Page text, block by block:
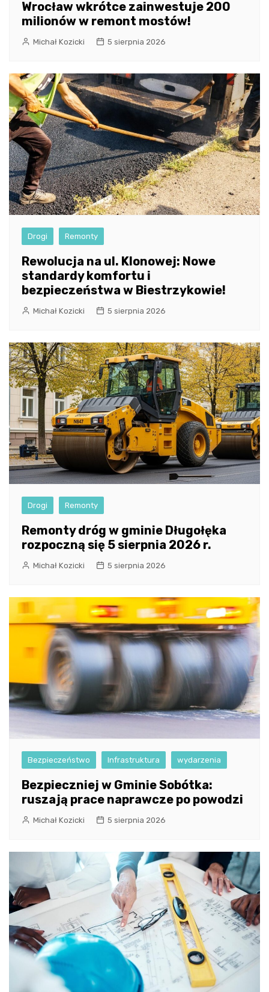
Wrocław wkrótce zainwestuje 200
milionów w remont mostów!
Michał Kozicki 5 sierpnia 2026
Drogi Remonty
Rewolucja na ul. Klonowej: Nowe
standardy komfortu i
bezpieczeństwa w Biestrzykowie!
Michał Kozicki 5 sierpnia 2026
Drogi Remonty
Remonty dróg w gminie Długołęka
rozpoczną się 5 sierpnia 2026 r.
Michał Kozicki 5 sierpnia 2026
Bezpieczeństwo Infrastruktura wydarzenia
Bezpieczniej w Gminie Sobótka:
ruszają prace naprawcze po powodzi
Michał Kozicki 5 sierpnia 2026